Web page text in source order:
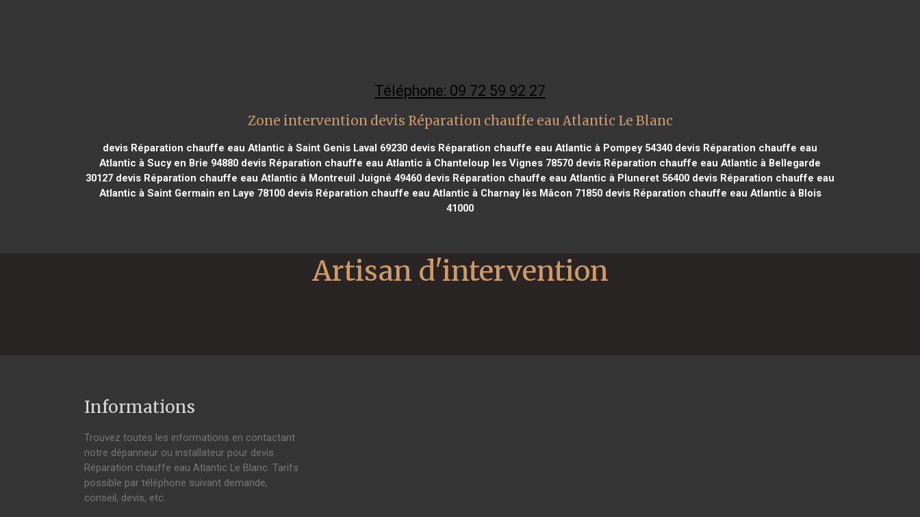
Téléphone: 09 72 59 92 27
Zone intervention devis Réparation chauffe eau Atlantic Le Blanc
devis Réparation chauffe eau Atlantic à Saint Genis Laval 69230 devis Réparation chauffe eau Atlantic à Pompey 54340 devis Réparation chauffe eau
Atlantic à Sucy en Brie 94880 devis Réparation chauffe eau Atlantic à Chanteloup les Vignes 78570 devis Réparation chauffe eau Atlantic à Bellegarde
30127 devis Réparation chauffe eau Atlantic à Montreuil Juigné 49460 devis Réparation chauffe eau Atlantic à Pluneret 56400 devis Réparation chauffe eau
Atlantic à Saint Germain en Laye 78100devis Réparation chauffe eau Atlantic à Charnay lès Mâcon 71850devis Réparation chauffe eau Atlantic à Blois
41000
Informations
Trouvez toutes les informations en contactant
notre dépanneur ou installateur pour devis
Réparation chauffe eau Atlantic Le Blanc. Tarifs
possible par téléphone suivant demande,
conseil, devis, etc.
Artisan d'intervention